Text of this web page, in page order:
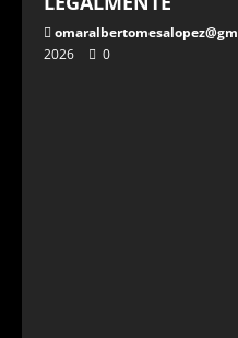
2026
0